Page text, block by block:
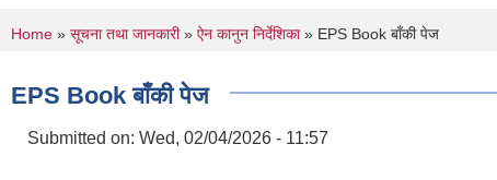
You are here
Home » सूचना तथा जानकारी» ऐन कानुन निर्देशिका» EPS Book बाँकी पेज
EPS Book बाँकी पेज
Submitted on: Wed, 02/04/2026 - 11:57